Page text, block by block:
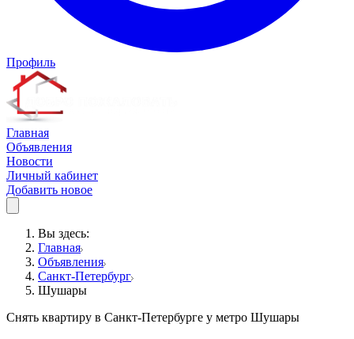
Профиль
Главная
Объявления
Новости
Личный кабинет
Добавить новое
Вы здесь:
Главная
Объявления
Санкт-Петербург
Шушары
Снять квартиру в Санкт-Петербурге у метро Шушары